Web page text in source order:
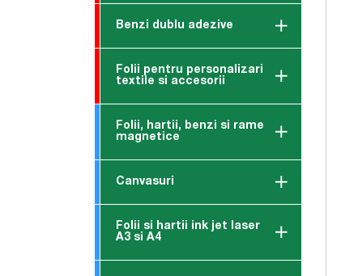
Benzi dublu adezive
Folii pentru personalizari
textile si accesorii
Folii, hartii, benzi si rame
magnetice
Canvasuri
Folii si hartii ink jet laser
A3 si A4